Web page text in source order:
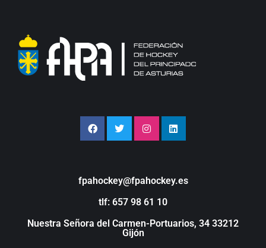
fpahockey@fpahockey.es
tlf: 657 98 61 10
Nuestra Señora del Carmen-Portuarios, 34 33212
Gijón